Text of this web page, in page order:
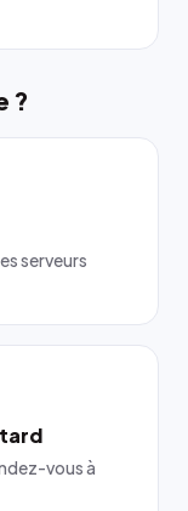
?
serveurs
vous à